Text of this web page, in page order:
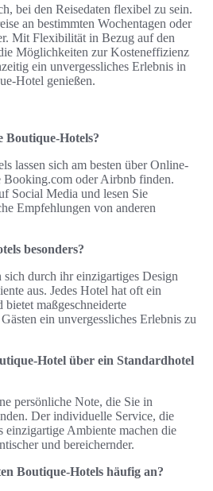
bei den Reisedaten flexibel zu sein.
an bestimmten Wochentagen oder
Mit Flexibilität in Bezug auf den
Möglichkeiten zur Kosteneffizienz
ein unvergessliches Erlebnis in
Hotel genießen.
Boutique-Hotels?
lassen sich am besten über Online-
oder Airbnb finden.
Social Media und lesen Sie
Empfehlungen von anderen
besonders?
durch ihr einzigartiges Design
aus. Jedes Hotel hat oft ein
maßgeschneiderte
ein unvergessliches Erlebnis zu
Hotel über ein Standardhotel
persönliche Note, die Sie in
Der individuelle Service, die
Ambiente machen die
und bereichernder.
Boutique-Hotels häufig an?